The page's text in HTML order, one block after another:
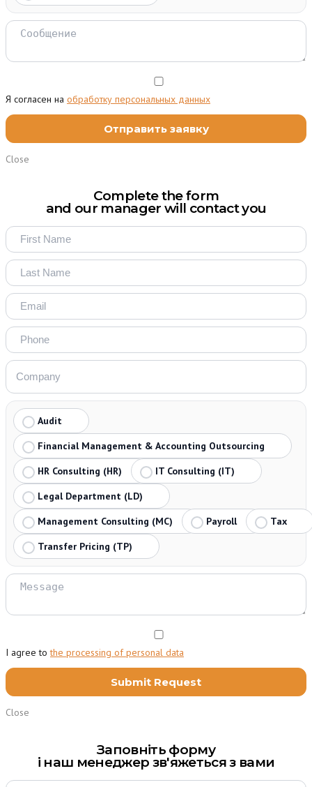
Я согласен на обработку персональных данных
Close
Complete the form
and our manager will contact you
Audit
Financial Management & Accounting Outsourcing
HR Consulting (HR)
IT Consulting (IT)
Legal Department (LD)
Management Consulting (MC)
Payroll
Tax
Transfer Pricing (TP)
I agree tothe processing of personal data
Close
Заповніть форму
і наш менеджер зв'яжеться з вами